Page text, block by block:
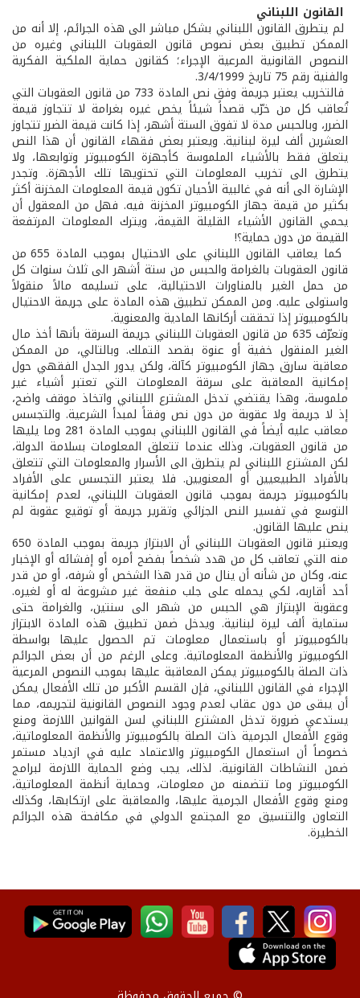
القانون اللبناني
لم يتطرق القانون اللبناني بشكل مباشر الى هذه الجرائم، إلا أنه من
الممكن تطبيق بعض نصوص قانون العقوبات اللبناني وغيره من
النصوص القانونية المرعية الإجراء؛ كقانون حماية الملكية الفكرية
والفنية رقم 75 تاريخ 3/4/1999.
فالتخريب يعتبر جريمة وفق نص المادة 733 من قانون العقوبات التي
تُعاقب كل من خرّب قصداً شيئاً يخص غيره بغرامة لا تتجاوز قيمة
الضرر، وبالحبس مدة لا تفوق الستة أشهر، إذا كانت قيمة الضرر تتجاوز
العشرين ألف ليرة لبنانية. ويعتبر بعض فقهاء القانون أن هذا النص
يتعلق فقط بالأشياء الملموسة كأجهزة الكومبيوتر وتوابعها، ولا
يتطرق الى تخريب المعلومات التي تحتويها تلك الأجهزة. وتجدر
الإشارة الى أنه في غالبية الأحيان تكون قيمة المعلومات المخزنة أكثر
بكثير من قيمة جهاز الكومبيوتر المخزنة فيه. فهل من المعقول أن
يحمي القانون الأشياء القليلة القيمة، ويترك المعلومات المرتفعة
القيمة من دون حماية؟!
كما يعاقب القانون اللبناني على الاحتيال بموجب المادة 655 من
قانون العقوبات بالغرامة والحبس من ستة أشهر الى ثلاث سنوات كل
من حمل الغير بالمناورات الاحتيالية، على تسليمه مالاً منقولاً
واستولى عليه. ومن الممكن تطبيق هذه المادة على جريمة الاحتيال
بالكومبيوتر إذا تحققت أركانها المادية والمعنوية.
وتعرّف 635 من قانون العقوبات اللبناني جريمة السرقة بأنها أخذ مال
الغير المنقول خفية أو عنوة بقصد التملك. وبالتالي، من الممكن
معاقبة سارق جهاز الكومبيوتر كآلة، ولكن يدور الجدل الفقهي حول
إمكانية المعاقبة على سرقة المعلومات التي تعتبر أشياء غير
ملموسة، وهذا يقتضي تدخل المشترع اللبناني واتخاذ موقف واضح،
إذ لا جريمة ولا عقوبة من دون نص وفقاً لمبدأ الشرعية. والتجسس
معاقب عليه أيضاً في القانون اللبناني بموجب المادة 281 وما يليها
من قانون العقوبات، وذلك عندما تتعلق المعلومات بسلامة الدولة،
لكن المشترع اللبناني لم يتطرق الى الأسرار والمعلومات التي تتعلق
بالأفراد الطبيعيين أو المعنويين. فلا يعتبر التجسس على الأفراد
بالكومبيوتر جريمة بموجب قانون العقوبات اللبناني، لعدم إمكانية
التوسع في تفسير النص الجزائي وتقرير جريمة أو توقيع عقوبة لم
ينص عليها القانون.
ويعتبر قانون العقوبات اللبناني أن الابتزاز جريمة بموجب المادة 650
منه التي تعاقب كل من هدد شخصاً بفضح أمره أو إفشائه أو الإخبار
عنه، وكان من شأنه أن ينال من قدر هذا الشخص أو شرفه، أو من قدر
أحد أقاربه، لكي يحمله على جلب منفعة غير مشروعة له أو لغيره.
وعقوبة الإبتزاز هي الحبس من شهر الى سنتين، والغرامة حتى
ستماية ألف ليرة لبنانية. ويدخل ضمن تطبيق هذه المادة الابتزاز
بالكومبيوتر أو باستعمال معلومات تم الحصول عليها بواسطة
الكومبيوتر والأنظمة المعلوماتية. وعلى الرغم من أن بعض الجرائم
ذات الصلة بالكومبيوتر يمكن المعاقبة عليها بموجب النصوص المرعية
الإجراء في القانون اللبناني، فإن القسم الأكبر من تلك الأفعال يمكن
أن يبقى من دون عقاب لعدم وجود النصوص القانونية لتجريمه، مما
يستدعي ضرورة تدخل المشترع اللبناني لسن القوانين اللازمة ومنع
وقوع الأفعال الجرمية ذات الصلة بالكومبيوتر والأنظمة المعلوماتية،
خصوصاً أن استعمال الكومبيوتر والاعتماد عليه في ازدياد مستمر
ضمن النشاطات القانونية. لذلك، يجب وضع الحماية اللازمة لبرامج
الكومبيوتر وما تتضمنه من معلومات، وحماية أنظمة المعلوماتية،
ومنع وقوع الأفعال الجرمية عليها، والمعاقبة على ارتكابها، وكذلك
التعاون والتنسيق مع المجتمع الدولي في مكافحة هذه الجرائم
الخطيرة.